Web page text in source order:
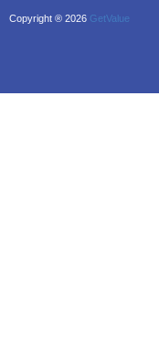
Copyright ® 2026 GetValue